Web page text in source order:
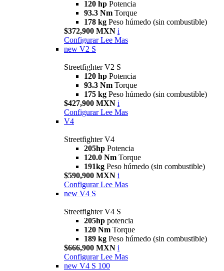
120 hp Potencia
93.3 Nm Torque
178 kg Peso húmedo (sin combustible)
$372,900 MXN i
Configurar Lee Mas
new V2 S
Streetfighter V2 S
120 hp Potencia
93.3 Nm Torque
175 kg Peso húmedo (sin combustible)
$427,900 MXN i
Configurar Lee Mas
V4
Streetfighter V4
205hp Potencia
120.0 Nm Torque
191kg Peso húmedo (sin combustible)
$590,900 MXN i
Configurar Lee Mas
new V4 S
Streetfighter V4 S
205hp potencia
120 Nm Torque
189 kg Peso húmedo (sin combustible)
$666,900 MXN i
Configurar Lee Mas
new V4 S 100